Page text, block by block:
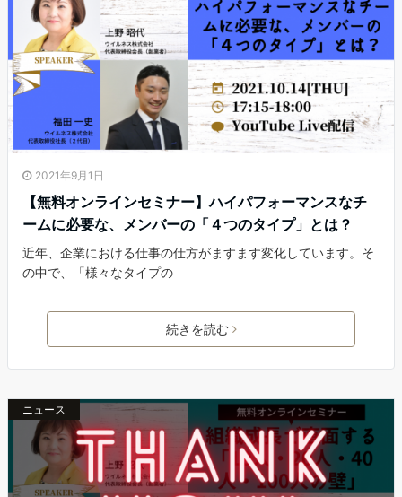
2021年9月1日
【無料オンラインセミナー】ハイパフォーマンスなチ
ームに必要な、メンバーの「４つのタイプ」とは？
近年、企業における仕事の仕方がますます変化しています。そ
の中で、「様々なタイプの
続きを読む
ニュース